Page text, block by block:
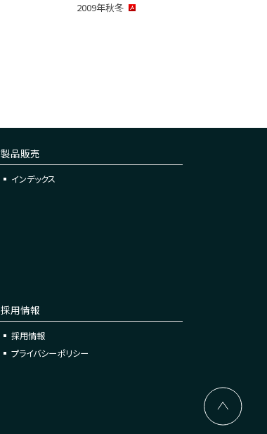
2009年秋冬
製品販売
インデックス
採用情報
採用情報
プライバシーポリシー